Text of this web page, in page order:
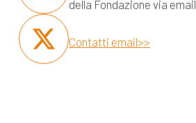
della Fondazione via email.
Contatti email>>
Seguici sui social: